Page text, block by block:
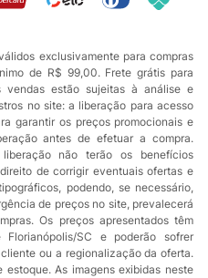
exclusivamente para compras
de R$ 99,00. Frete grátis para
estão sujeitas à análise e
no site: a liberação para acesso
garantir os preços promocionais e
antes de efetuar a compra.
não terão os benefícios
de corrigir eventuais ofertas e
podendo, se necessário,
de preços no site, prevalecerá
Os preços apresentados têm
SC e poderão sofrer
ou a regionalização da oferta.
As imagens exibidas neste